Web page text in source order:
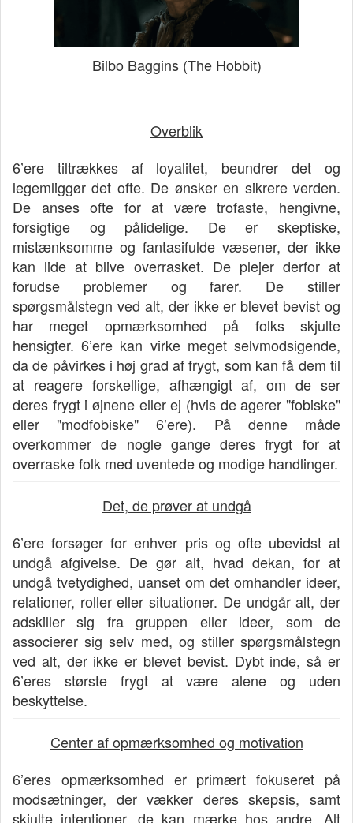
Bilbo Baggins (The Hobbit)
Overblik
6’ere tiltrækkes af loyalitet, beundrer det og
legemliggør det ofte. De ønsker en sikrere verden.
De anses ofte for at være trofaste, hengivne,
forsigtige og pålidelige. De er skeptiske,
mistænksomme og fantasifulde væsener, der ikke
kan lide at blive overrasket. De plejer derfor at
forudse problemer og farer. De stiller
spørgsmålstegn ved alt, der ikke er blevet bevist og
har meget opmærksomhed på folks skjulte
hensigter. 6’ere kan virke meget selvmodsigende,
da de påvirkes i høj grad af frygt, som kan få dem til
at reagere forskellige, afhængigt af, om de ser
deres frygt i øjnene eller ej (hvis de agerer "fobiske"
eller "modfobiske" 6’ere). På denne måde
overkommer de nogle gange deres frygt for at
overraske folk med uventede og modige handlinger.
Det, de prøver at undgå
6’ere forsøger for enhver pris og ofte ubevidst at
undgå afgivelse. De gør alt, hvad dekan, for at
undgå tvetydighed, uanset om det omhandler ideer,
relationer, roller eller situationer. De undgår alt, der
adskiller sig fra gruppen eller ideer, som de
associerer sig selv med, og stiller spørgsmålstegn
ved alt, der ikke er blevet bevist. Dybt inde, så er
6’eres største frygt at være alene og uden
beskyttelse.
Center af opmærksomhed og motivation
6’eres opmærksomhed er primært fokuseret på
modsætninger, der vækker deres skepsis, samt
skjulte intentioner, de kan mærke hos andre. Alt